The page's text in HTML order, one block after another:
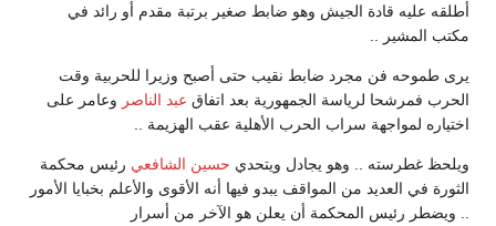
أطلقه عليه قادة الجيش وهو ضابط صغير برتبة مقدم أو رائد في
مكتب المشير ..
يرى طموحه فن مجرد ضابط نقيب حتى أصبح وزيرا للحربية وقت
الحرب فمرشحا لرياسة الجمهورية بعد اتفاق عبد الناصر وعامر على
اختياره لمواجهة سراب الحرب الأهلية عقب الهزيمة ..
ويلحظ غطرسته .. وهو يجادل ويتحدي حسين الشافعي رئيس محكمة
الثورة في العديد من المواقف يبدو فيها أنه الأقوى والأعلم بخبايا الأمور
.. ويضطر رئيس المحكمة أن يعلن هو الآخر من أسرار